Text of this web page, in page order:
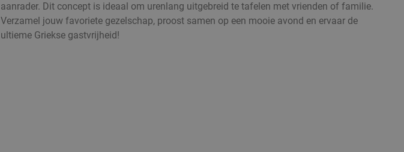
aanrader. Dit concept is ideaal om urenlang uitgebreid te tafelen met vrienden of familie.
Verzamel jouw favoriete gezelschap, proost samen op een mooie avond en ervaar de
ultieme Griekse gastvrijheid!